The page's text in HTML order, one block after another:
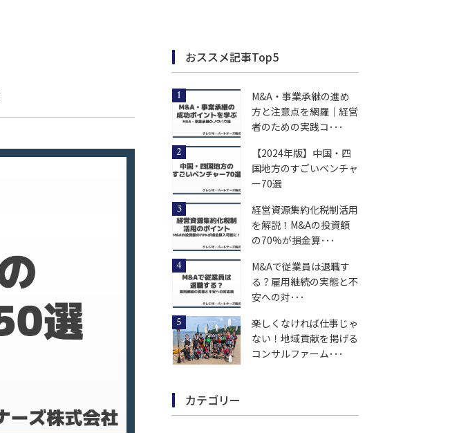
おススメ記事Top5
M&A・事業承継の進め
方と注意点を網羅｜経営
者のための実践コ･･･
【2024年版】中国・四
国地方のすごいベンチャ
ー70選
経営資源集約化税制活用
を解説！M&Aの投資額
の70%が損金算･･･
M&Aで従業員は退職す
る？雇用継続の実態と不
安への対･･･
楽しくなければ仕事じゃ
ない！地域貢献を掲げる
コンサルファーム･･･
カテゴリー